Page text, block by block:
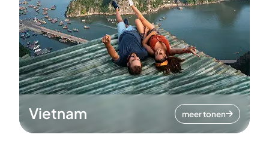
Vietnam meer tonen